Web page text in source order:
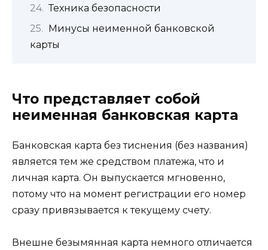
Техника безопасности
Минусы неименной банковской
карты
Что представляет собой
неименная банковская карта
Банковская карта без тиснения (без названия)
является тем же средством платежа, что и
личная карта. Он выпускается мгновенно,
потому что на момент регистрации его номер
сразу привязывается к текущему счету.
Внешне безымянная карта немного отличается